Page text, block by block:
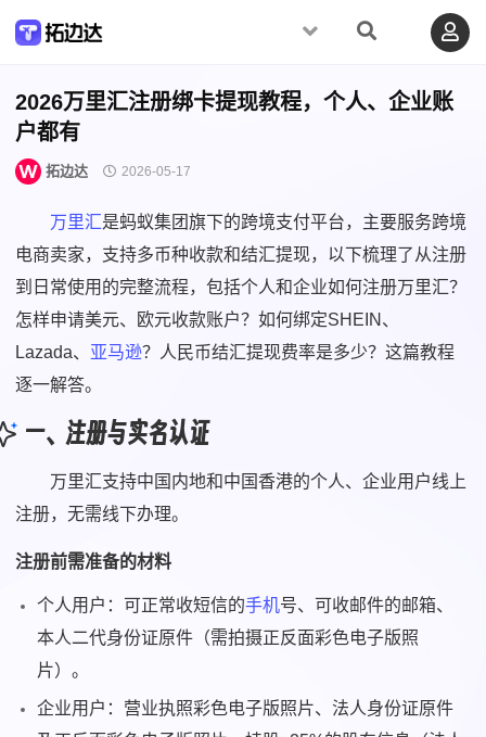
2026万里汇注册绑卡提现教程，个人、企业账
户都有
拓边达 2026-05-17
万里汇是蚂蚁集团旗下的跨境支付平台，主要服务跨境
电商卖家，支持多币种收款和结汇提现，以下梳理了从注册
到日常使用的完整流程，包括个人和企业如何注册万里汇？
怎样申请美元、欧元收款账户？如何绑定SHEIN、
Lazada、 亚马逊？人民币结汇提现费率是多少？这篇教程
逐一解答。
一、注册与实名认证
万里汇支持中国内地和中国香港的个人、企业用户线上
注册，无需线下办理。
注册前需准备的材料
个人用户：可正常收短信的手机号、可收邮件的邮箱、
本人二代身份证原件（需拍摄正反面彩色电子版照
片）。
企业用户：营业执照彩色电子版照片、法人身份证原件